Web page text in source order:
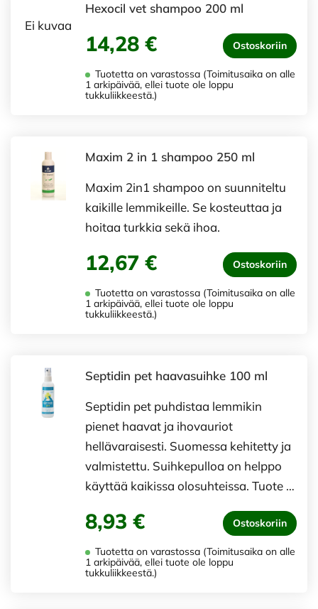
Ei kuvaa
Hexocil vet shampoo 200 ml
14,28 € Ostoskoriin
Tuotetta on varastossa (Toimitusaika on alle
1 arkipäivää, ellei tuote ole loppu
tukkuliikkeestä.)
Maxim 2 in 1 shampoo 250 ml
Maxim 2in1 shampoo on suunniteltu
kaikille lemmikeille. Se kosteuttaa ja
hoitaa turkkia sekä ihoa.
12,67 € Ostoskoriin
Tuotetta on varastossa (Toimitusaika on alle
1 arkipäivää, ellei tuote ole loppu
tukkuliikkeestä.)
Septidin pet haavasuihke 100 ml
Septidin pet puhdistaa lemmikin
pienet haavat ja ihovauriot
hellävaraisesti. Suomessa kehitetty ja
valmistettu. Suihkepulloa on helppo
käyttää kaikissa olosuhteissa. Tuote …
8,93 € Ostoskoriin
Tuotetta on varastossa (Toimitusaika on alle
1 arkipäivää, ellei tuote ole loppu
tukkuliikkeestä.)